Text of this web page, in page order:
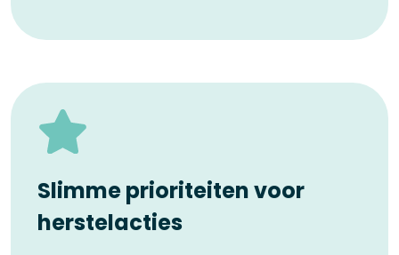
Slimme prioriteiten voor
herstelacties